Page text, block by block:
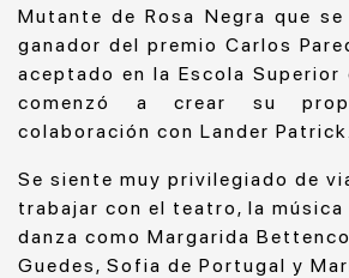
Mutante de Rosa Negra que
ganador del premio Carlos
aceptado en la Escola Superior
comenzó a crear su
colaboración con Lander Patrick.
Se siente muy privilegiado de
trabajar con el teatro, la
danza como Margarida
Guedes, Sofia de Portugal y